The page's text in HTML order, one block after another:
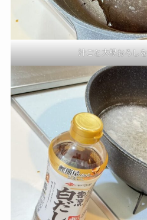
汁ごと大根おろし